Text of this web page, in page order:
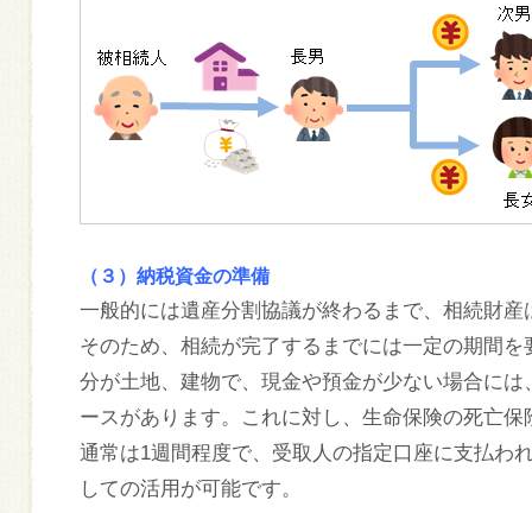
（３）納税資金の準備
一般的には遺産分割協議が終わるまで、相続財
そのため、相続が完了するまでには一定の期間
分が土地、建物で、現金や預金が少ない場合に
ースがあります。これに対し、生命保険の死亡
通常は1週間程度で、受取人の指定口座に支払わ
しての活用が可能です。